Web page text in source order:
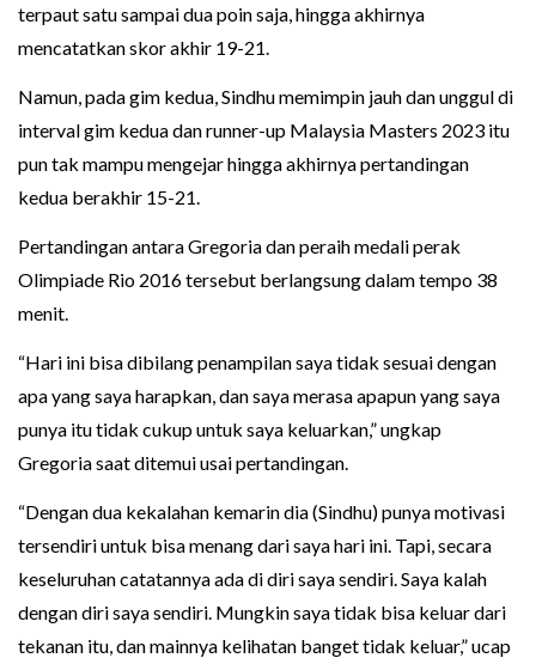
terpaut satu sampai dua poin saja, hingga akhirnya
mencatatkan skor akhir 19-21.
Namun, pada gim kedua, Sindhu memimpin jauh dan unggul di
interval gim kedua dan runner-up Malaysia Masters 2023 itu
pun tak mampu mengejar hingga akhirnya pertandingan
kedua berakhir 15-21.
Pertandingan antara Gregoria dan peraih medali perak
Olimpiade Rio 2016 tersebut berlangsung dalam tempo 38
menit.
“Hari ini bisa dibilang penampilan saya tidak sesuai dengan
apa yang saya harapkan, dan saya merasa apapun yang saya
punya itu tidak cukup untuk saya keluarkan,” ungkap
Gregoria saat ditemui usai pertandingan.
“Dengan dua kekalahan kemarin dia (Sindhu) punya motivasi
tersendiri untuk bisa menang dari saya hari ini. Tapi, secara
keseluruhan catatannya ada di diri saya sendiri. Saya kalah
dengan diri saya sendiri. Mungkin saya tidak bisa keluar dari
tekanan itu, dan mainnya kelihatan banget tidak keluar,” ucap